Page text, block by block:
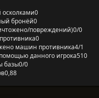
0
бронёй0
повреждений)0/0
0
машин противника4/1
данного игрока510
базы0/0
0,88